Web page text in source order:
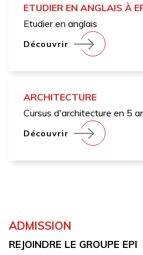
ETUDIER EN ANGLAIS À
Etudier en anglais
Découvrir
ARCHITECTURE
Cursus d'architecture en 5
Découvrir
ADMISSION
REJOINDRE LE GROUPE EPI